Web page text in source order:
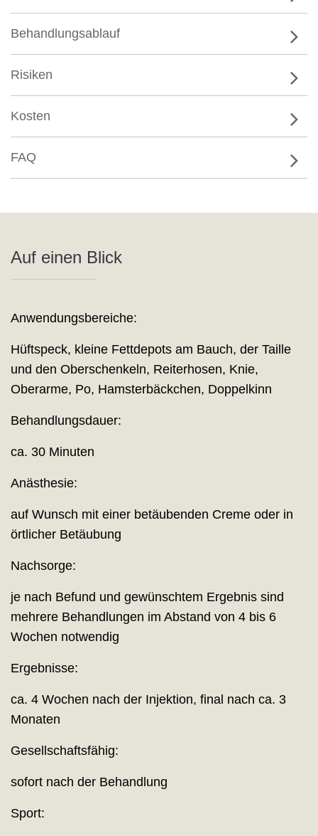
Behandlungsablauf
Risiken
Kosten
FAQ
Auf einen Blick
Anwendungsbereiche:
Hüftspeck, kleine Fettdepots am Bauch, der Taille
und den Oberschenkeln, Reiterhosen, Knie,
Oberarme, Po, Hamsterbäckchen, Doppelkinn
Behandlungsdauer:
ca. 30 Minuten
Anästhesie:
auf Wunsch mit einer betäubenden Creme oder in
örtlicher Betäubung
Nachsorge:
je nach Befund und gewünschtem Ergebnis sind
mehrere Behandlungen im Abstand von 4 bis 6
Wochen notwendig
Ergebnisse:
ca. 4 Wochen nach der Injektion, final nach ca. 3
Monaten
Gesellschaftsfähig:
sofort nach der Behandlung
Sport: